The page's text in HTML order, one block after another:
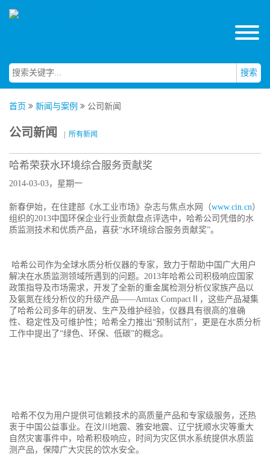
搜索
首页 新闻与案例 公司新闻
公司新闻 所有新闻
哈希荣获水环境综合服务贡献奖
2014-03-03，星期一
新春伊始，在住建部《水工业市场》杂志与焦点水网（www.cin.cn）
组织的2013中国环保企业行业贡献盘点评选中，哈希公司凭借的水
质监测技术和优质产品，喜获“水环境综合服务贡献奖”。
哈希公司作为全球水质分析仪器的专家，致力于帮助中国广大用户
解决在水质监测领域所遇到的问题。2013年哈希公司积极响应国家
政策指导及市场需求，开发了全新的重金属检测分析仪家族产品以
及氨氮在线分析仪的升级产品——Amtax CompactⅡ，这些产品凝集
了哈希公司多年的研发、生产及维护经验，仪器具有很高的准确
性、稳定性及可维护性；哈希全力推出“预制试剂”，更是在水质分析
工作中提出了“绿色、环保、低碳”的概念。
哈希不仅为用户提供可信赖技术的高质量产品和专家级服务，还热
衷于中国公益事业。在汶川地震、雅安地震、辽宁抚顺水灾等重大
自然灾害事件中，哈希积极响应，时间为灾区供水系统提供水质监
测产品，保障广大灾民的饮水安全。